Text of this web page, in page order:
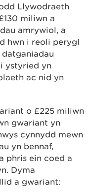
Llywodraeth
miliwn a
amrywiol, a
hwn i reoli perygl
ystyried yn
ac nid yn
o £225 miliwn
gwariant yn
cynnydd mewn
yn bennaf,
phris ein coed a
Dyma
a gwariant: